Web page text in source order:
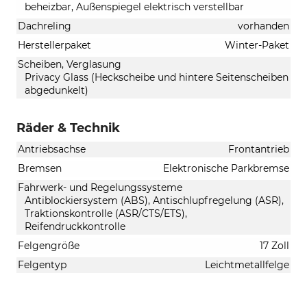
beheizbar, Außenspiegel elektrisch verstellbar
Dachreling
vorhanden
Herstellerpaket
Winter-Paket
Scheiben, Verglasung
Privacy Glass (Heckscheibe und hintere Seitenscheiben
abgedunkelt)
Räder & Technik
Antriebsachse
Frontantrieb
Bremsen
Elektronische Parkbremse
Fahrwerk- und Regelungssysteme
Antiblockiersystem (ABS), Antischlupfregelung (ASR),
Traktionskontrolle (ASR/CTS/ETS),
Reifendruckkontrolle
Felgengröße
17 Zoll
Felgentyp
Leichtmetallfelge